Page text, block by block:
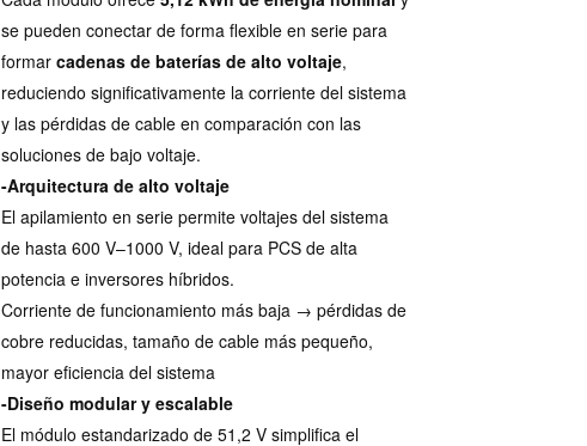
se pueden conectar de forma flexible en serie para
formar cadenas de baterías de alto voltaje,
reduciendo significativamente la corriente del sistema
y las pérdidas de cable en comparación con las
soluciones de bajo voltaje.
-Arquitectura de alto voltaje
El apilamiento en serie permite voltajes del sistema
de hasta 600 V–1000 V, ideal para PCS de alta
potencia e inversores híbridos.
Corriente de funcionamiento más baja → pérdidas de
cobre reducidas, tamaño de cable más pequeño,
mayor eficiencia del sistema
-Diseño modular y escalable
El módulo estandarizado de 51,2 V simplifica el